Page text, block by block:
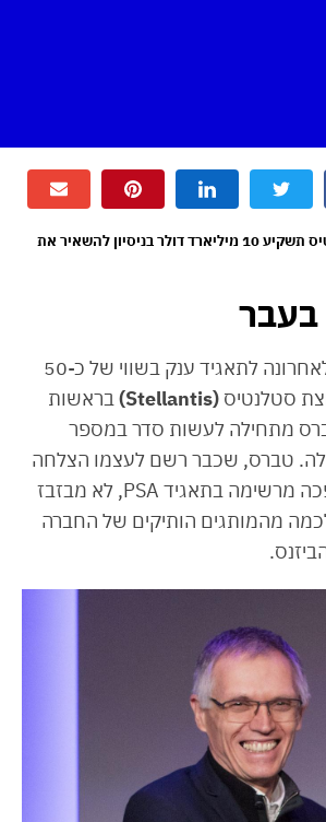
🌎 חדשות רכב > סטלנטיס תשקיע 10 מיליארד דולר בניסיון להשאיר את
לאחר שהתמזגה לאחרונה לתאגיד ענק בשווי של כ-50
סטלנטיס (Stellantis)
בראשות
מתחילה לעשות סדר במספר
טברס, שכבר רשם לעצמו הצלחה
לאחר שביצע מהפכה מרשימה בתאגיד PSA, לא מבזבז
מהמותגים הותיקים של החברה